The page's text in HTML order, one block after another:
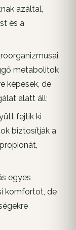
azáltal,
és a
metabolitok
képesek, de
alatt áll;
fejtik ki
biztosítják a
egyes
komfortot, de